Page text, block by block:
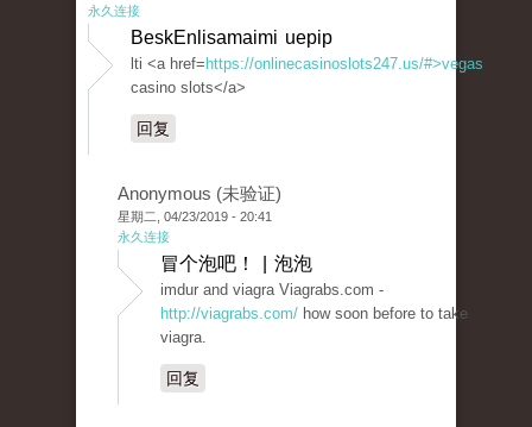
永久连接
BeskEnlisamaimi uepip
lti <a href= https://onlinecasinoslots247.us/#>vegas
casino slots</a>
回复
Anonymous (未验证)
星期二, 04/23/2019 - 20:41
永久连接
冒个泡吧！ | 泡泡
imdur and viagra Viagrabs.com -
http://viagrabs.com/ how soon before to take
viagra.
回复